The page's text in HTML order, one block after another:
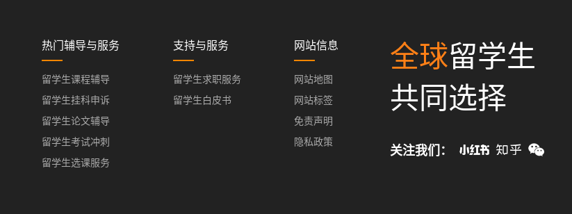
热门辅导与服务
留学生课程辅导
留学生挂科申诉
留学生论文辅导
留学生考试冲刺
留学生选课服务
支持与服务
留学生求职服务
留学生白皮书
网站信息
网站地图
网站标签
免责声明
隐私政策
全球留学生
共同选择
关注我们：